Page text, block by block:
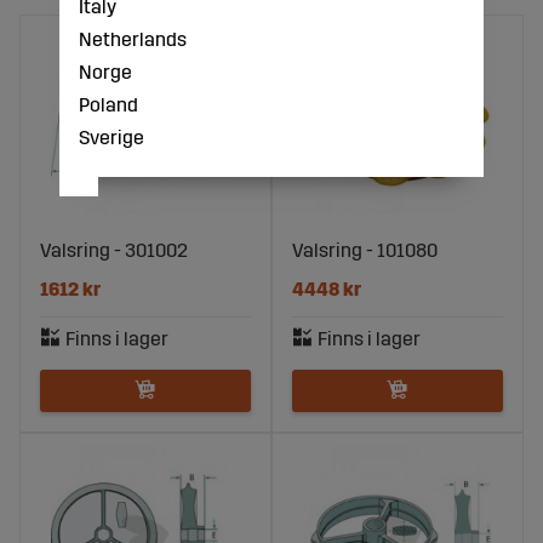
Valsring - 301002
1612 kr
Valsring - 101080
4448 kr
Italy
Netherlands
Norge
Poland
Sverige